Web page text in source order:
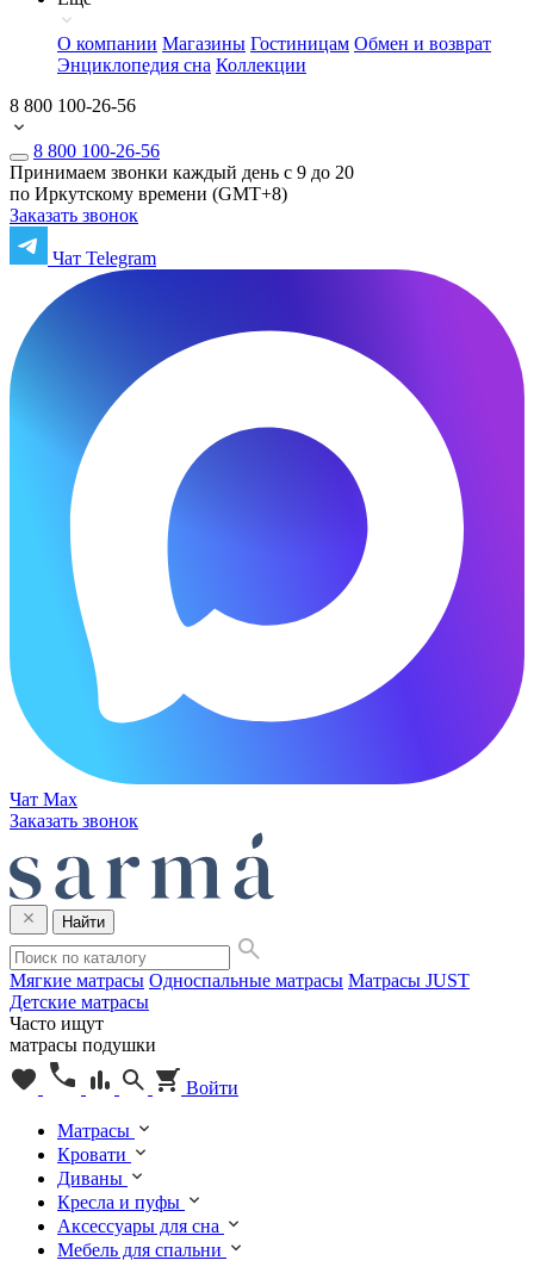
О компании Магазины Гостиницам Обмен и возврат
Энциклопедия сна Коллекции
8 800 100-26-56
8 800 100-26-56
Принимаем звонки каждый день с 9 до 20
по Иркутскому времени (GMT+8)
Заказать звонок
Чат Telegram
Чат Max
Заказать звонок
Найти
Мягкие матрасы Односпальные матрасы Матрасы JUST
Детские матрасы
Часто ищут
матрасы подушки
Войти
Матрасы
Кровати
Диваны
Кресла и пуфы
Аксессуары для сна
Мебель для спальни